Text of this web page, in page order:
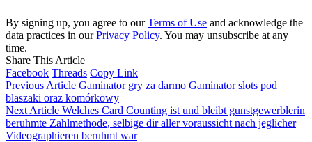
By signing up, you agree to ourTerms of Use and acknowledge the
data practices in ourPrivacy Policy. You may unsubscribe at any
time.
Share This Article
Facebook Threads Copy Link
Previous Article Gaminator gry za darmo Gaminator slots pod
blaszaki oraz komórkowy
Next Article Welches Card Counting ist und bleibt gunstgewerblerin
beruhmte Zahlmethode, selbige dir aller voraussicht nach jeglicher
Videographieren beruhmt war